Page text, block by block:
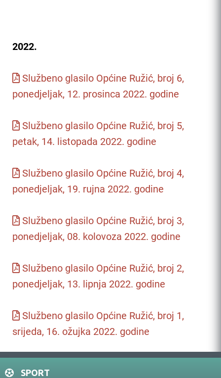
2022.
Službeno glasilo Općine Ružić, broj 6,
ponedjeljak, 12. prosinca 2022. godine
Službeno glasilo Općine Ružić, broj 5,
petak, 14. listopada 2022. godine
Službeno glasilo Općine Ružić, broj 4,
ponedjeljak, 19. rujna 2022. godine
Službeno glasilo Općine Ružić, broj 3,
ponedjeljak, 08. kolovoza 2022. godine
Službeno glasilo Općine Ružić, broj 2,
ponedjeljak, 13. lipnja 2022. godine
Službeno glasilo Općine Ružić, broj 1,
srijeda, 16. ožujka 2022. godine
SPORT